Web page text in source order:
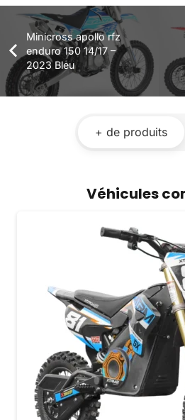
Minicross apollo rfz
enduro 150 14/17 –
2023 Bleu
+ de produits
Véhicules